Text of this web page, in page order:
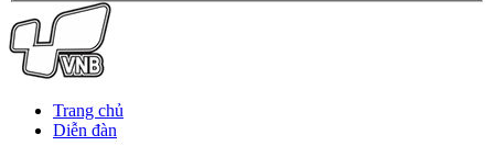
Trang chủ
Diễn đàn